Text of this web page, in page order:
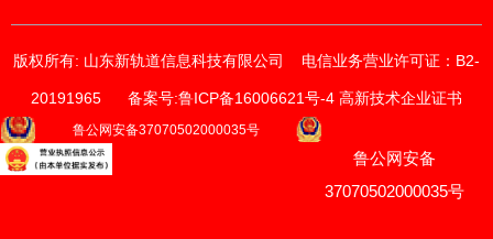
获取价格与方案
请输入您的联系方式
我们的销售顾问将尽快与您联系。
版权所有: 山东新轨道信息科技有限公司 电信业务营业许可证：B2-
20191965 备案号:鲁ICP备16006621号-4 高新技术企业证书
鲁公网安备37070502000035号
鲁公网安备
37070502000035号